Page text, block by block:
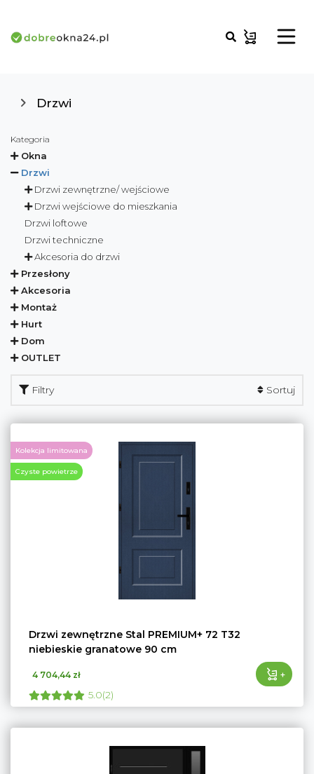
Drzwi
Kategoria
Okna
Drzwi
Drzwi zewnętrzne/ wejściowe
Drzwi wejściowe do mieszkania
Drzwi loftowe
Drzwi techniczne
Akcesoria do drzwi
Przesłony
Akcesoria
Montaż
Hurt
Dom
OUTLET
Filtry Sortuj
Kolekcja limitowana
Czyste powietrze
Drzwi zewnętrzne Stal PREMIUM+ 72 T32
niebieskie granatowe 90 cm
4 704,44 zł +
5.0(2)